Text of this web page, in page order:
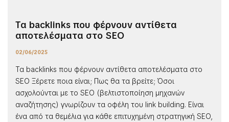
Τα backlinks που φέρνουν αντίθετα
αποτελέσματα στο SEO
02/06/2025
Τα backlinks που φέρνουν αντίθετα αποτελέσματα στο
SEO Ξέρετε ποια είναι; Πως θα τα βρείτε; Όσοι
ασχολούνται με το SEO (βελτιστοποίηση μηχανών
αναζήτησης) γνωρίζουν τα οφέλη του link building. Είναι
ένα από τα θεμέλια για κάθε επιτυχημένη στρατηγική SEO,